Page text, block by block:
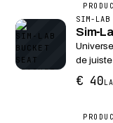
SIM-
de
€ 40